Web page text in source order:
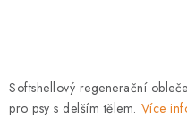
Podmínky ochrany osobních
Softshellový regenerační
pro psy s delším tělem. Více